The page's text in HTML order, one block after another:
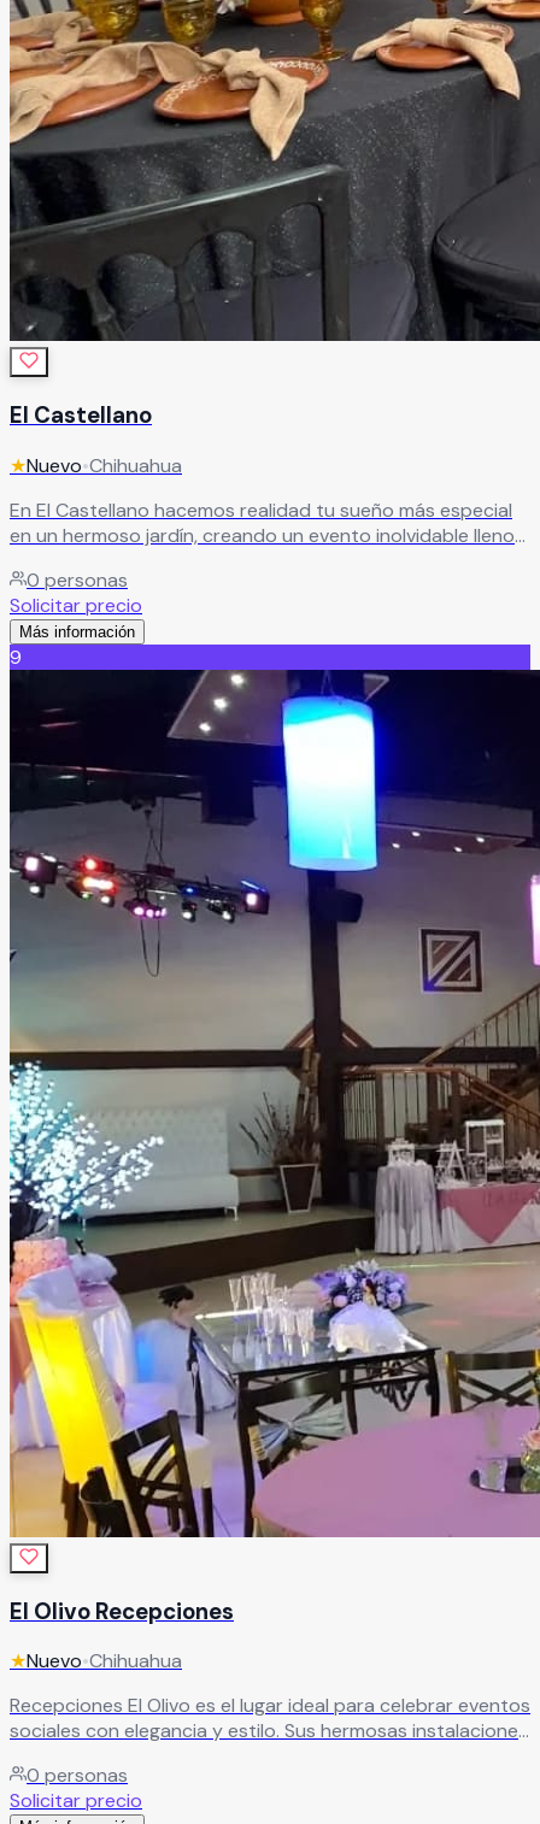
El Castellano
★Nuevo•Chihuahua
En El Castellano hacemos realidad tu sueño más especial
en un hermoso jardín, creando un evento inolvidable lleno
0 personas
Solicitar precio
Más información
9
El Olivo Recepciones
★Nuevo•Chihuahua
Recepciones El Olivo es el lugar ideal para celebrar eventos
sociales con elegancia y estilo. Sus hermosas instalaciones
especiales. Un espacio pensado para formar parte de tu
historia, brindando un ambiente sofisticado que hará de tu
0 personas
Solicitar precio